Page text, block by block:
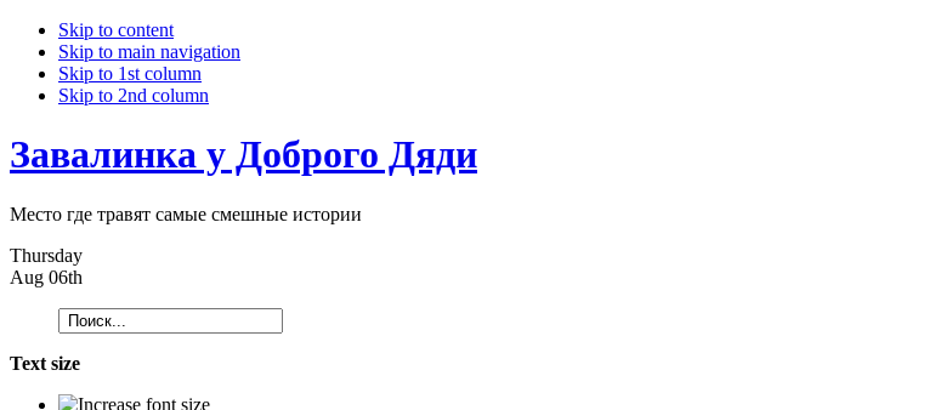
Skip to content
Skip to main navigation
Skip to 1st column
Skip to 2nd column
Завалинка у Доброго Дяди
Место где травят самые смешные истории
Thursday
Aug 06th
Text size